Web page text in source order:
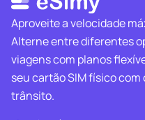
Aproveite a velocidade
Alterne entre diferentes
viagens com planos
seu cartão SIM físico
trânsito.